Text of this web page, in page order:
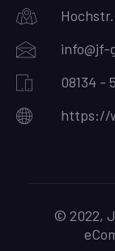
info@jf-
08134 -
https://
© 2022,